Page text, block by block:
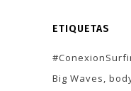
ETIQUETAS
Big Waves